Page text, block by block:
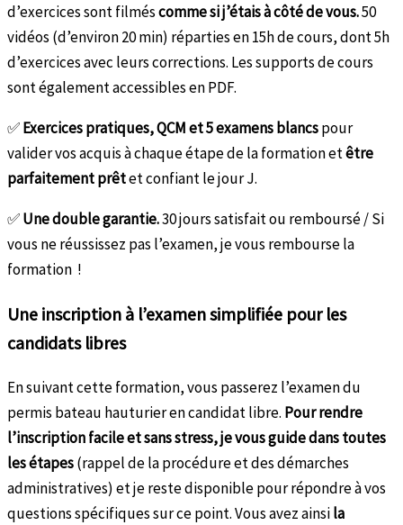
d’exercices sont filméscomme si j’étais à côté de vous.50
vidéos (d’environ 20 min) réparties en 15h de cours, dont 5h
d’exercices avec leurs corrections. Les supports de cours
sont également accessibles en PDF.
✅Exercices pratiques, QCM et 5 examens blancspour
valider vos acquis à chaque étape de la formation etêtre
parfaitement prêtet confiant le jour J.
✅Une double garantie.30 jours satisfait ou remboursé / Si
vous ne réussissez pas l’examen, je vous rembourse la
formation !
Une inscription à l’examen simplifiée pour les
candidats libres
En suivant cette formation, vous passerez l’examen du
permis bateau hauturier en candidat libre. Pour rendre
l’inscription facile et sans stress, je vous guide dans toutes
les étapes(rappel de la procédure et des démarches
administratives) et je reste disponible pour répondre à vos
questions spécifiques sur ce point. Vous avez ainsila